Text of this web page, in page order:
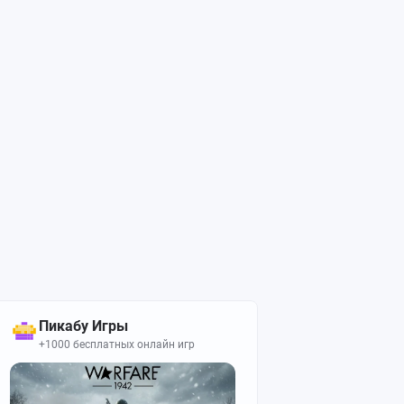
Пикабу Игры
+1000 бесплатных онлайн игр